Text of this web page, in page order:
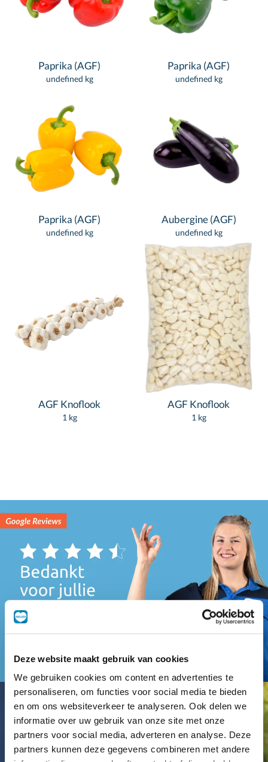
Deze website maakt gebruik van cookies
We gebruiken cookies om content en advertenties te
personaliseren, om functies voor social media te bieden
en om ons websiteverkeer te analyseren. Ook delen we
informatie over uw gebruik van onze site met onze
partners voor social media, adverteren en analyse. Deze
partners kunnen deze gegevens combineren met andere
Paprika (AGF)
undefined kg
Paprika (AGF)
undefined kg
Paprika (AGF)
undefined kg
Aubergine (AGF)
undefined kg
AGF Knoflook
1 kg
AGF Knoflook
1 kg